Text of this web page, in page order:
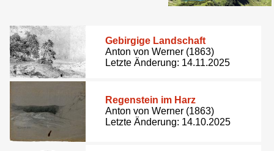
Gebirgige Landschaft
Anton von Werner (1863)
Letzte Änderung: 14.11.2025
Regenstein im Harz
Anton von Werner (1863)
Letzte Änderung: 14.10.2025